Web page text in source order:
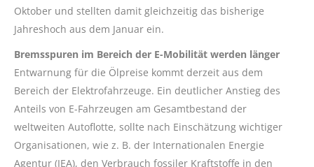
Oktober und stellten damit gleichzeitig das bisherige
Jahreshoch aus dem Januar ein.
Bremsspuren im Bereich der E-Mobilität werden länger
Entwarnung für die Ölpreise kommt derzeit aus dem
Bereich der Elektrofahrzeuge. Ein deutlicher Anstieg des
Anteils von E-Fahrzeugen am Gesamtbestand der
weltweiten Autoflotte, sollte nach Einschätzung wichtiger
Organisationen, wie z. B. der Internationalen Energie
Agentur (IEA), den Verbrauch fossiler Kraftstoffe in den